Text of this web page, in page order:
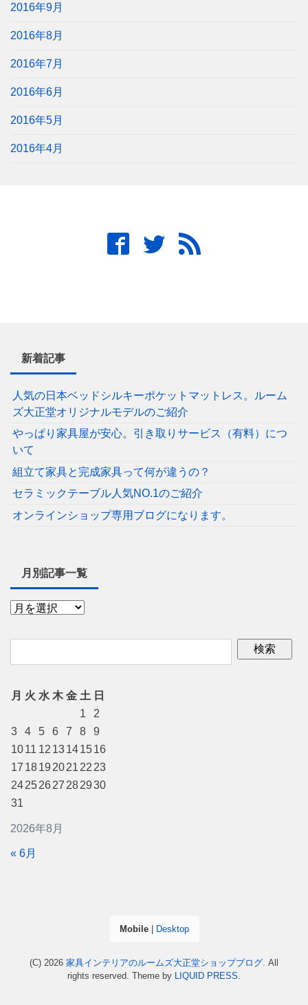
2016年9月
2016年8月
2016年7月
2016年6月
2016年5月
2016年4月
新着記事
人気の日本ベッドシルキーポケットマットレス。ルーム
ズ大正堂オリジナルモデルのご紹介
やっぱり家具屋が安心。引き取りサービス（有料）につ
いて
組立て家具と完成家具って何が違うの？
セラミックテーブル人気NO.1のご紹介
オンラインショップ専用ブログになります。
月別記事一覧
2026年8月
月 火 水 木 金 土 日
1
2
3
4 5 6 7 8
9
1011 12 13141516
17 1819 2021 22 23
24252627 282930
31
« 6月
Mobile| Desktop
(C) 2026 家具インテリアのルームズ大正堂ショップブログ . All
rights reserved. Theme by LIQUID PRESS